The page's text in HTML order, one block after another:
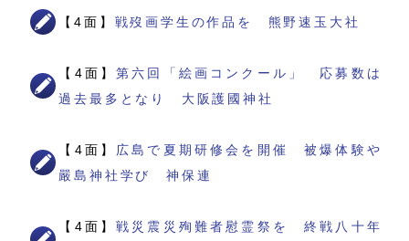
【4面】 戦歿画学生の作品を 熊野速玉大社
【4面】第六回「絵画コンクール」 応募数は
過去最多となり 大阪護國神社
【4面】 広島で夏期研修会を開催 被爆体験や
嚴島神社学び 神保連
【4面】戦災震災殉難者慰霊祭を 終戦八十年